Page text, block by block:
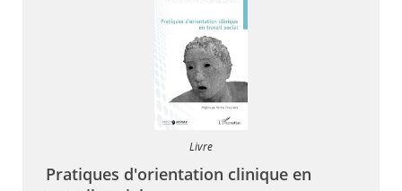
Livre
Pratiques d'orientation clinique en